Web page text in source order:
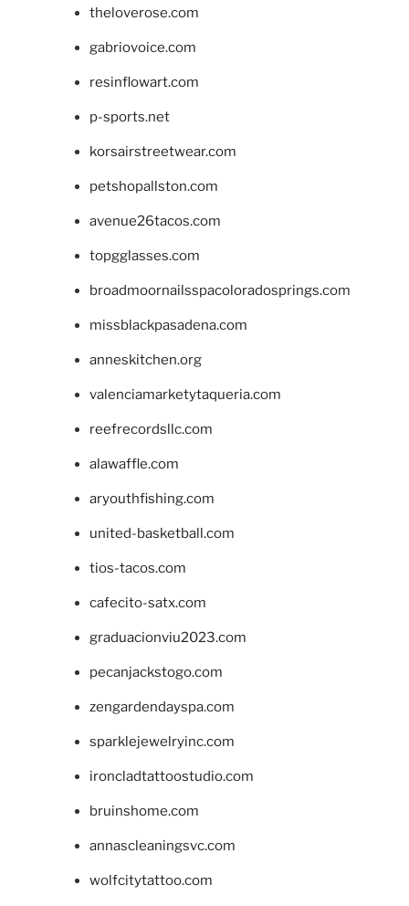
theloverose.com
gabriovoice.com
resinflowart.com
p-sports.net
korsairstreetwear.com
petshopallston.com
avenue26tacos.com
topgglasses.com
broadmoornailsspacoloradosprings.com
missblackpasadena.com
anneskitchen.org
valenciamarketytaqueria.com
reefrecordsllc.com
alawaffle.com
aryouthfishing.com
united-basketball.com
tios-tacos.com
cafecito-satx.com
graduacionviu2023.com
pecanjackstogo.com
zengardendayspa.com
sparklejewelryinc.com
ironcladtattoostudio.com
bruinshome.com
annascleaningsvc.com
wolfcitytattoo.com